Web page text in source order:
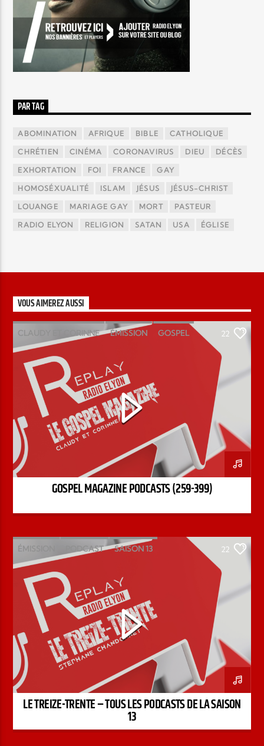
PAR TAG
ABOMINATION AFRIQUE BIBLE CATHOLIQUE
CHRÉTIEN CINÉMA CORONAVIRUS DIEU DÉCÈS
EXHORTATION FOI FRANCE GAY
HOMOSÉXUALITÉ ISLAM JÉSUS JÉSUS-CHRIST
LOUANGE MARIAGE GAY MORT PASTEUR
RADIO ELYON RELIGION SATAN USA ÉGLISE
VOUS AIMEREZ AUSSI
CLAUDY ET CORINNE ÉMISSION GOSPEL
MAGAZINE
22
GOSPEL MAGAZINE PODCASTS (259-399)
ÉMISSION PODCAST SAISON 13
STÉPHANE CHANDONNET
22
LE TREIZE-TRENTE – TOUS LES PODCASTS DE LA SAISON
13